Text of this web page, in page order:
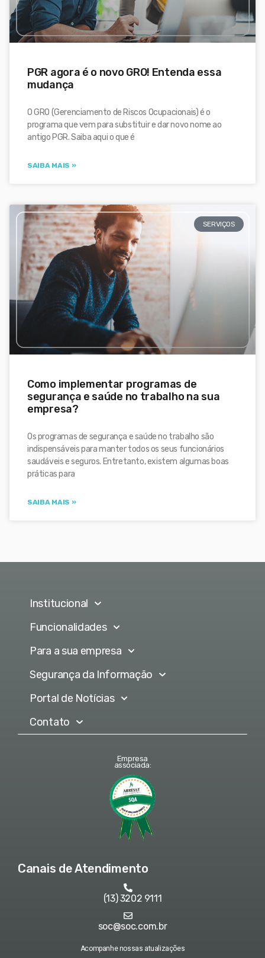
PGR agora é o novo GRO! Entenda essa
mudança
O GRO (Gerenciamento de Riscos Ocupacionais) é o
programa que vem para substituir e dar novo nome ao
antigo PGR. Saiba aqui o que é
SAIBA MAIS »
SERVIÇOS
Como implementar programas de
segurança e saúde no trabalho na sua
empresa?
Os programas de segurança e saúde no trabalho são
indispensáveis para manter todos os seus funcionários
saudáveis e seguros. Entretanto, existem algumas boas
práticas para
SAIBA MAIS »
Institucional
Funcionalidades
Para a sua empresa
Segurança da Informação
Portal de Notícias
Contato
Empresa
associada:
Canais de Atendimento
(13) 3202 9111
soc@soc.com.br
Acompanhe nossas atualizações